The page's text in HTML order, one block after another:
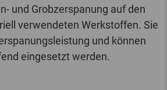
und Grobzerspanung auf den
verwendeten Werkstoffen. Sie
und können
eingesetzt werden.